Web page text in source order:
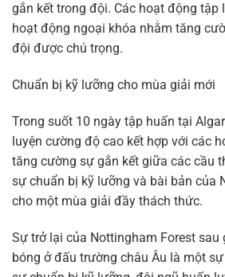
gắn kết trong đội. Các hoạt động tập
hoạt động ngoại khóa nhằm tăng
đội được chú trọng.
Chuẩn bị kỹ lưỡng cho mùa giải mới
Trong suốt 10 ngày tập huấn tại
luyện cường độ cao kết hợp với các
tăng cường sự gắn kết giữa các cầu
sự chuẩn bị kỹ lưỡng và bài bản của
cho một mùa giải đầy thách thức.
Sự trở lại của Nottingham Forest sau
bóng ở đấu trường châu Âu là một